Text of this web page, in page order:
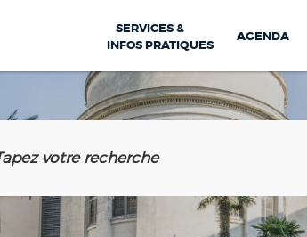
SERVICES &
INFOS PRATIQUES
AGENDA